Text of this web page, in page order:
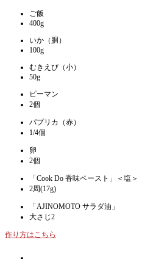
ご飯
400g
いか（胴）
100g
むきえび（小）
50g
ピーマン
2個
パプリカ（赤）
1/4個
卵
2個
「Cook Do 香味ペースト」＜塩＞
2周(17g)
「AJINOMOTO サラダ油」
大さじ2
作り方はこちら